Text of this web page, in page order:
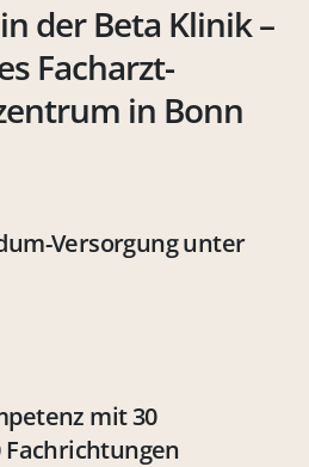
der Beta Klinik –
Facharzt-
in Bonn
Versorgung unter
mit 30
Fachrichtungen